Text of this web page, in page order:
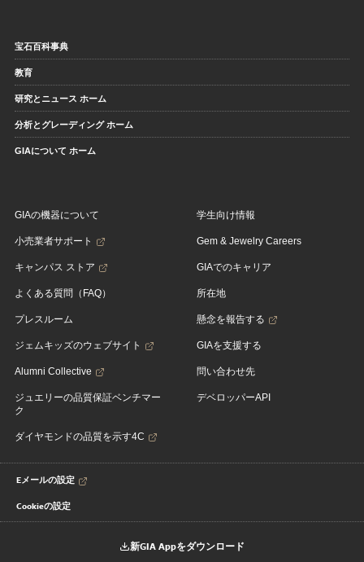
宝石百科事典
教育
研究とニュース ホーム
分析とグレーディング ホーム
GIAについて ホーム
GIAの機器について
小売業者サポート
キャンパス ストア
よくある質問（FAQ）
プレスルーム
ジェムキッズのウェブサイト
Alumni Collective
ジュエリーの品質保証ベンチマー
ク
ダイヤモンドの品質を示す4C
学生向け情報
Gem & Jewelry Careers
GIAでのキャリア
所在地
懸念を報告する
GIAを支援する
問い合わせ先
デベロッパーAPI
Eメールの設定
Cookieの設定
新GIA Appをダウンロード